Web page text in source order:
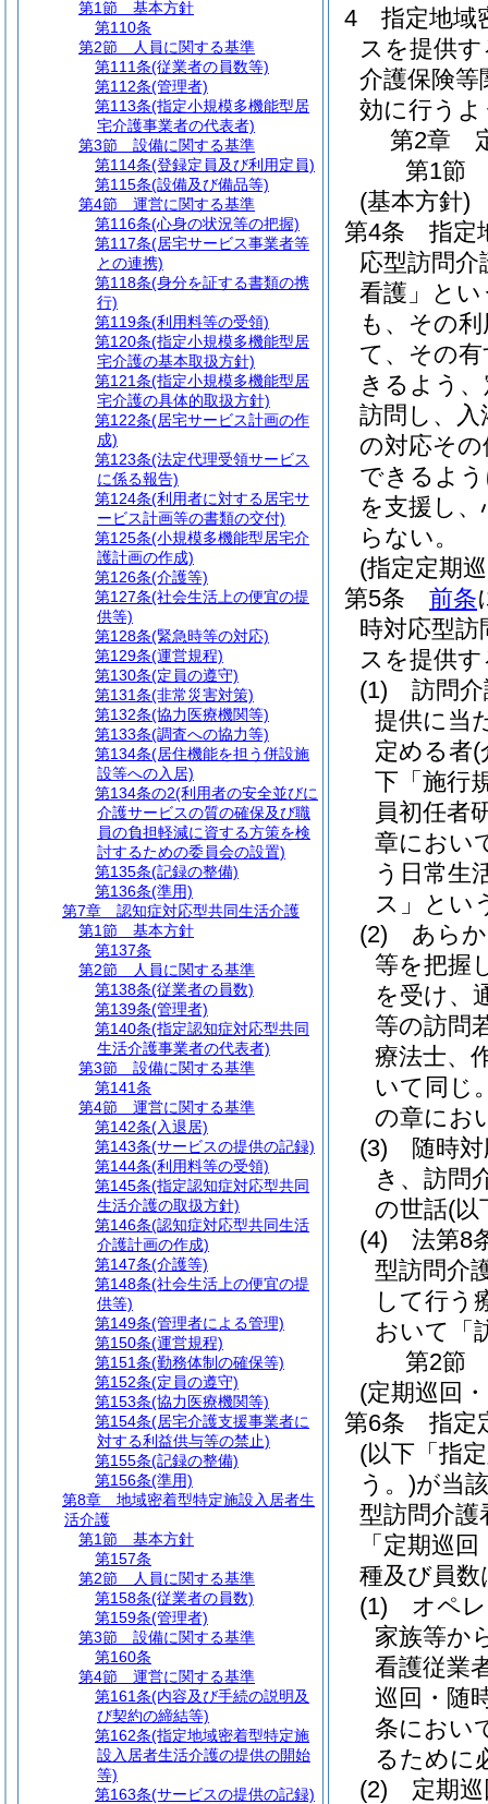
4
指定地域
スを提供
介護保険
効に行う
第2章
第1節
(基本方針)
第4条
指定
応型訪問介
看護」とい
も、その
て、その
きるよう
訪問し、入
の対応そ
できるよ
を支援し
らない。
(指定定期
第5条
前条
時対応型
スを提供
(1)
訪問
提供に当
定める者(
下「施行
員初任者
章におい
う日常生
ス」とい
(2)
あら
等を把握
を受け、
等の訪問
療法士、
いて同じ
の章にお
(3)
随時
き、訪問
の世話(以
(4)
法第8
型訪問介
して行う
おいて「
第2節
(定期巡回
第6条
指定
(以下「指
う。)が当
型訪問介護
「定期巡
種及び員
(1)
オペ
家族等か
看護従業
巡回・随
条におい
るために
(2)
定期
第1節
基本方針
第110条
第2節
人員に関する基準
第111条(従業者の員数等)
第112条(管理者)
第113条(指定小規模多機能型居
宅介護事業者の代表者)
第3節
設備に関する基準
第114条(登録定員及び利用定員)
第115条(設備及び備品等)
第4節
運営に関する基準
第116条(心身の状況等の把握)
第117条(居宅サービス事業者等
との連携)
第118条(身分を証する書類の携
行)
第119条(利用料等の受領)
第120条(指定小規模多機能型居
宅介護の基本取扱方針)
第121条(指定小規模多機能型居
宅介護の具体的取扱方針)
第122条(居宅サービス計画の作
成)
第123条(法定代理受領サービス
に係る報告)
第124条(利用者に対する居宅サ
ービス計画等の書類の交付)
第125条(小規模多機能型居宅介
護計画の作成)
第126条(介護等)
第127条(社会生活上の便宜の提
供等)
第128条(緊急時等の対応)
第129条(運営規程)
第130条(定員の遵守)
第131条(非常災害対策)
第132条(協力医療機関等)
第133条(調査への協力等)
第134条(居住機能を担う併設施
設等への入居)
第134条の2(利用者の安全並びに
介護サービスの質の確保及び職
員の負担軽減に資する方策を検
討するための委員会の設置)
第135条(記録の整備)
第136条(準用)
第7章
認知症対応型共同生活介護
第1節
基本方針
第137条
第2節
人員に関する基準
第138条(従業者の員数)
第139条(管理者)
第140条(指定認知症対応型共同
生活介護事業者の代表者)
第3節
設備に関する基準
第141条
第4節
運営に関する基準
第142条(入退居)
第143条(サービスの提供の記録)
第144条(利用料等の受領)
第145条(指定認知症対応型共同
生活介護の取扱方針)
第146条(認知症対応型共同生活
介護計画の作成)
第147条(介護等)
第148条(社会生活上の便宜の提
供等)
第149条(管理者による管理)
第150条(運営規程)
第151条(勤務体制の確保等)
第152条(定員の遵守)
第153条(協力医療機関等)
第154条(居宅介護支援事業者に
対する利益供与等の禁止)
第155条(記録の整備)
第156条(準用)
第8章
地域密着型特定施設入居者生
活介護
第1節
基本方針
第157条
第2節
人員に関する基準
第158条(従業者の員数)
第159条(管理者)
第3節
設備に関する基準
第160条
第4節
運営に関する基準
第161条(内容及び手続の説明及
び契約の締結等)
第162条(指定地域密着型特定施
設入居者生活介護の提供の開始
等)
第163条(サービスの提供の記録)